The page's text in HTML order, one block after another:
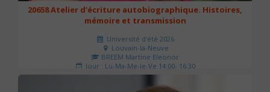
20658 Atelier d'écriture autobiographique. Histoires,
mémoire et transmission
Université d'été 2026
Louvain-la-Neuve
BREEM Martine Eleonor
Jour : Lu-Ma-Me-Je-Ve 14:00- 16:30
Nombre de séances : 3